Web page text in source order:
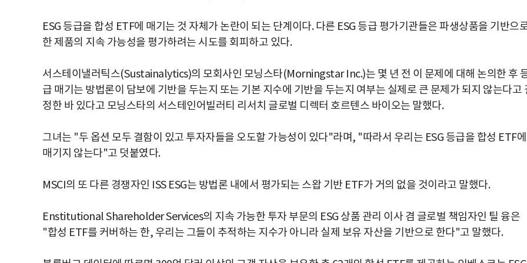
ESG 등급을 합성 ETF에 매기는 것 자체가 논란이 되는 단계이다. 다른 ESG 등급 평가기관들은 파생상품을 기반으
한 제품의 지속 가능성을 평가하려는 시도를 회피하고 있다.
서스테이낼러틱스(Sustainalytics)의 모회사인 모닝스타(Morningstar Inc.)는 몇 년 전 이 문제에 대해 논의한 후
급 매기는 방법론이 담보에 기반을 두는지 또는 기본 지수에 기반을 두는지 여부는 실제로 큰 문제가 되지 않는다고
정한 바 있다고 모닝스타의 서스테인어빌러티 리서치 글로벌 디렉터 호르텐스 바이오는 말했다.
그녀는 "두 옵션 모두 결함이 있고 투자자들을 오도할 가능성이 있다"라며, "따라서 우리는 ESG 등급을 합성 ETF에
매기지 않는다"고 덧붙였다.
MSCI의 또 다른 경쟁자인 ISS ESG는 방법론 내에서 평가되는 스왑 기반 ETF가 거의 없을 것이라고 말했다.
Enstitutional Shareholder Services의 지속 가능한 투자 부문의 ESG 상품 관리 이사 겸 글로벌 책임자인 틸 융은
"합성 ETF를 커버하는 한, 우리는 그들이 추적하는 지수가 아니라 실제 보유 자산을 기반으로 한다"고 말했다.